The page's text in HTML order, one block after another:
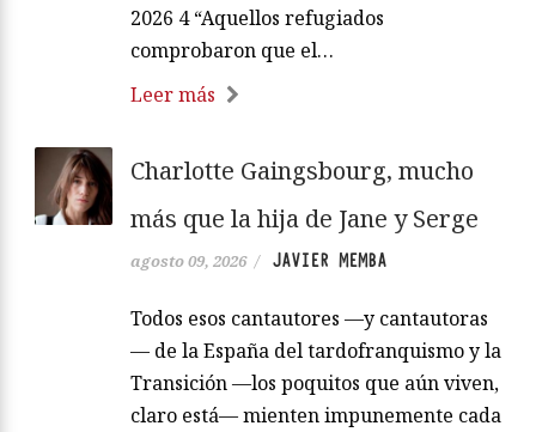
2026 4 “Aquellos refugiados
comprobaron que el…
Leer más
Charlotte Gaingsbourg, mucho
más que la hija de Jane y Serge
agosto 09, 2026 / JAVIER MEMBA
Todos esos cantautores —y cantautoras
— de la España del tardofranquismo y la
Transición —los poquitos que aún viven,
claro está— mienten impunemente cada